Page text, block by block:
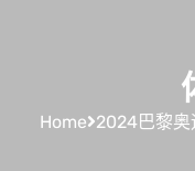
Home 2024巴黎奥